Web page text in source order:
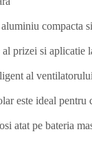
compacta
prizei si aplicatie
al
este ideal pentru
atat pe bateria